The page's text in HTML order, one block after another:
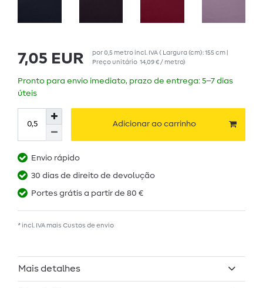
7,05 EUR por0,5 metroincl. IVA( Largura (cm): 155 cm |
Preço unitário 14,09 € / metro)
Pronto para envio imediato, prazo de entrega: 5–7 dias
úteis
Adicionar ao carrinho
Envio rápido
30 dias de direito de devolução
Portes grátis a partir de 80 €
* incl. IVA mais Custos de envio
Mais detalhes